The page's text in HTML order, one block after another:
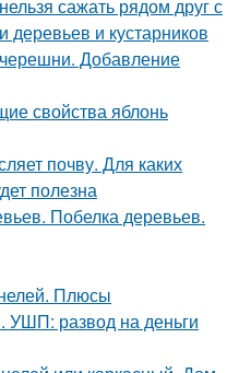
сажать рядом друг с
и кустарников
Добавление
свойства яблонь
почву. Для каких
полезна
Побелка деревьев.
Плюсы
УШП: развод на деньги